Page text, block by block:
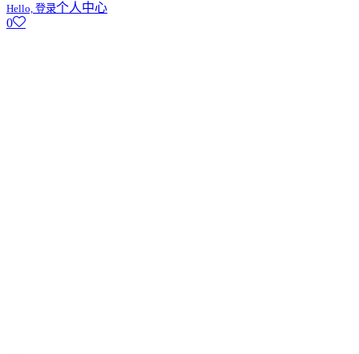
Hello, 登录个人中心
0